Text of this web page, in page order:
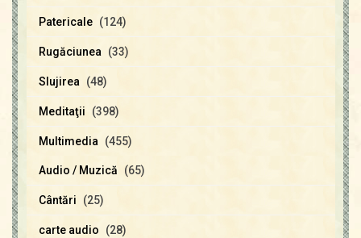
Patericale (124)
Rugăciunea (33)
Slujirea (48)
Meditaţii (398)
Multimedia (455)
Audio / Muzică (65)
Cântări (25)
carte audio (28)